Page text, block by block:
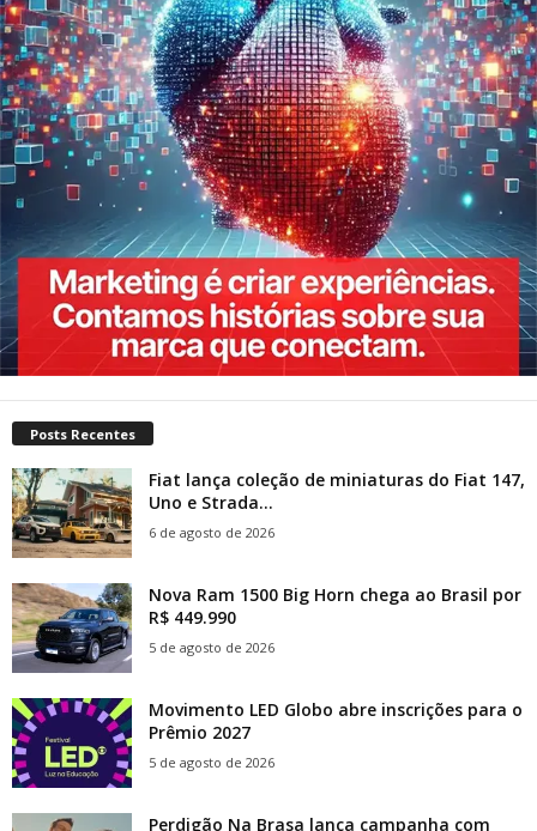
Posts Recentes
Fiat lança coleção de miniaturas do Fiat 147,
Uno e Strada...
6 de agosto de 2026
Nova Ram 1500 Big Horn chega ao Brasil por
R$ 449.990
5 de agosto de 2026
Movimento LED Globo abre inscrições para o
Prêmio 2027
5 de agosto de 2026
Perdigão Na Brasa lança campanha com